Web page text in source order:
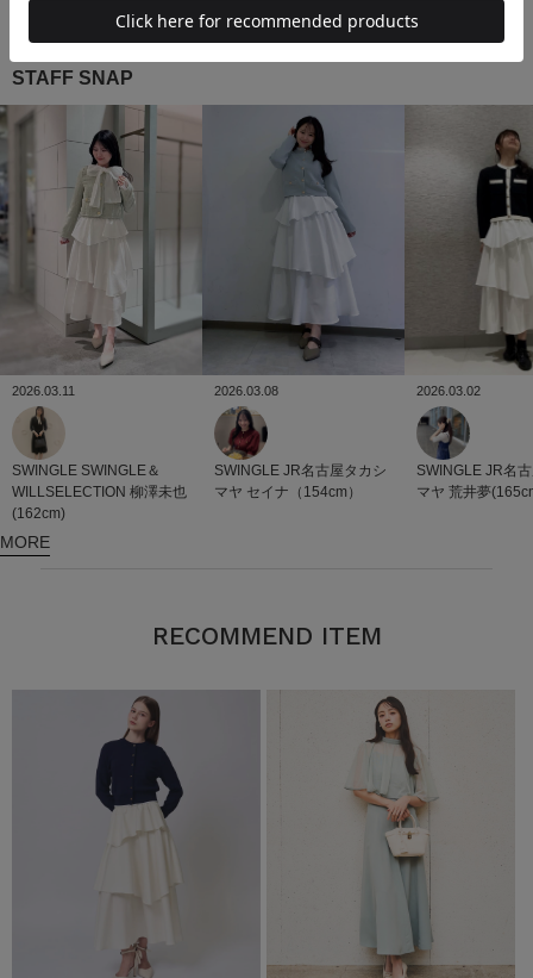
STAFF SNAP
2026.03.11
SWINGLE SWINGLE＆
WILLSELECTION 柳澤未也
(162cm)
2026.03.08
SWINGLE JR名古屋タカシ
マヤ セイナ（154cm）
2026.03.02
SWINGLE JR名
マヤ 荒井夢
MORE
RECOMMEND ITEM